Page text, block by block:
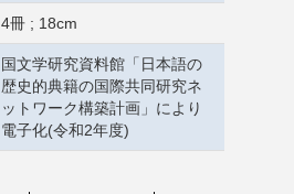
4冊 ; 18cm
国文学研究資料館「日本語の
歴史的典籍の国際共同研究ネ
ットワーク構築計画」により
電子化(令和2年度)